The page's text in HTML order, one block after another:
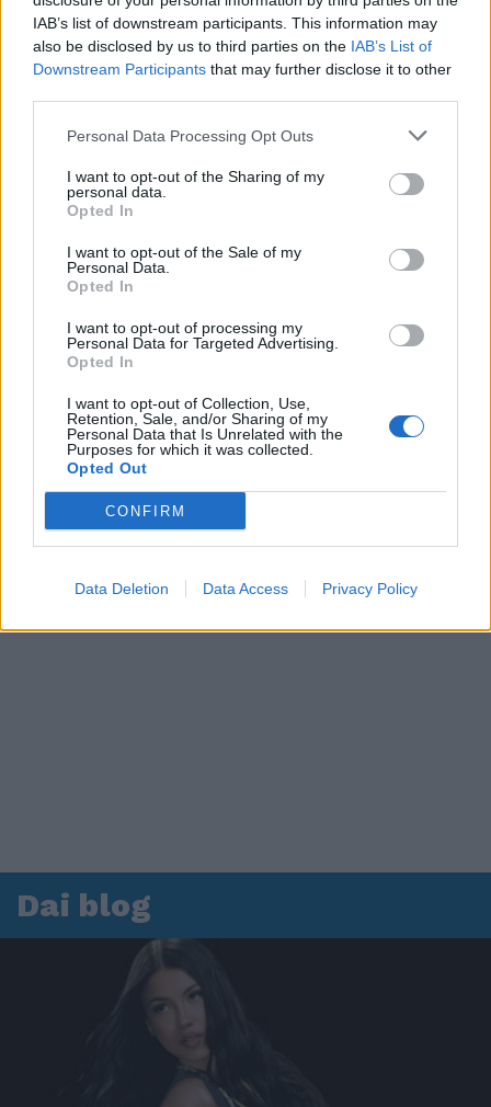
IAB’s list of downstream participants. This information may
also be disclosed by us to third parties on the IAB’s List of
Downstream Participants that may further disclose it to other
Personal Data Processing Opt Outs
I want to opt-out of the Sharing of my
personal data.
Opted In
I want to opt-out of the Sale of my
Personal Data.
Opted In
I want to opt-out of processing my
Personal Data for Targeted Advertising.
Opted In
I want to opt-out of Collection, Use,
Retention, Sale, and/or Sharing of my
Personal Data that Is Unrelated with the
Purposes for which it was collected.
Opted Out
CONFIRM
Data Deletion Data Access Privacy Policy
Dai blog